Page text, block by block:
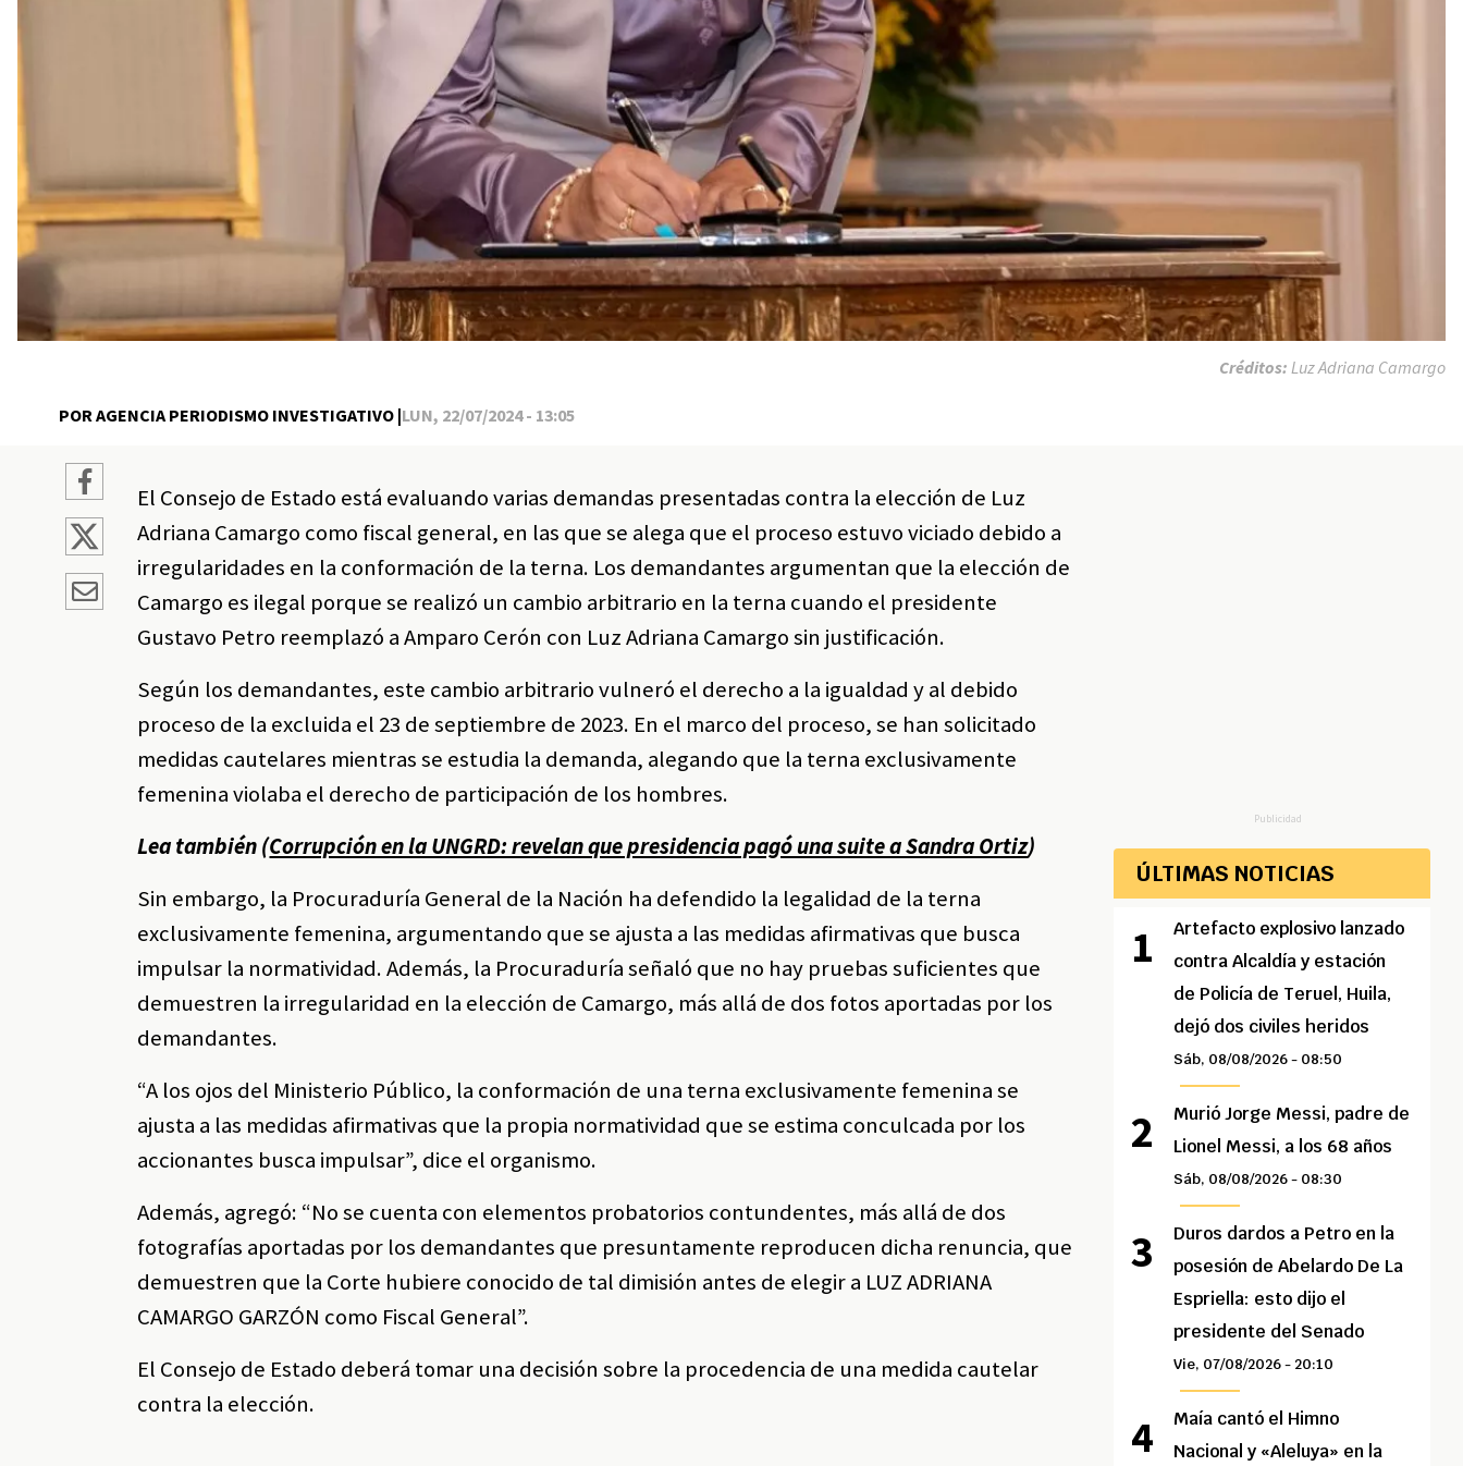
POR AGENCIA PERIODISMO INVESTIGATIVO |LUN, 22/07/2024 - 13:05
Créditos: Luz Adriana Camargo
El Consejo de Estado está evaluando varias demandas presentadas contra la elección de Luz
Adriana Camargo como fiscal general, en las que se alega que el proceso estuvo viciado debido a
irregularidades en la conformación de la terna. Los demandantes argumentan que la elección de
Camargo es ilegal porque se realizó un cambio arbitrario en la terna cuando el presidente
Gustavo Petro reemplazó a Amparo Cerón con Luz Adriana Camargo sin justificación.
Según los demandantes, este cambio arbitrario vulneró el derecho a la igualdad y al debido
proceso de la excluida el 23 de septiembre de 2023. En el marco del proceso, se han solicitado
medidas cautelares mientras se estudia la demanda, alegando que la terna exclusivamente
femenina violaba el derecho de participación de los hombres.
Lea también (Corrupción en la UNGRD: revelan que presidencia pagó una suite a Sandra Ortiz)
Sin embargo, la Procuraduría General de la Nación ha defendido la legalidad de la terna
exclusivamente femenina, argumentando que se ajusta a las medidas afirmativas que busca
impulsar la normatividad. Además, la Procuraduría señaló que no hay pruebas suficientes que
demuestren la irregularidad en la elección de Camargo, más allá de dos fotos aportadas por los
demandantes.
“A los ojos del Ministerio Público, la conformación de una terna exclusivamente femenina se
ajusta a las medidas afirmativas que la propia normatividad que se estima conculcada por los
accionantes busca impulsar”, dice el organismo.
Además, agregó: “No se cuenta con elementos probatorios contundentes, más allá de dos
fotografías aportadas por los demandantes que presuntamente reproducen dicha renuncia, que
demuestren que la Corte hubiere conocido de tal dimisión antes de elegir a LUZ ADRIANA
CAMARGO GARZÓN como Fiscal General”.
El Consejo de Estado deberá tomar una decisión sobre la procedencia de una medida cautelar
contra la elección.
Publicidad
ÚLTIMAS NOTICIAS
Artefacto explosivo lanzado
contra Alcaldía y estación
de Policía de Teruel, Huila,
dejó dos civiles heridos
Sáb, 08/08/2026 - 08:50
Murió Jorge Messi, padre de
Lionel Messi, a los 68 años
Sáb, 08/08/2026 - 08:30
Duros dardos a Petro en la
posesión de Abelardo De La
Espriella: esto dijo el
presidente del Senado
Vie, 07/08/2026 - 20:10
Maía cantó el Himno
Nacional y «Aleluya» en la